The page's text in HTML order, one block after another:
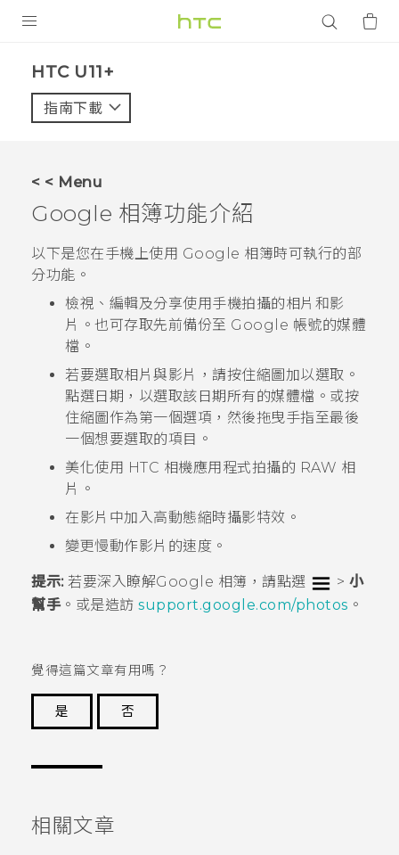
VIVE
應用程式
支援服務
HTC U11+‎
指南下載
< < Menu
Google 相簿功能介紹
以下是您在手機上使用 Google 相簿時可執行的部
分功能。
檢視、編輯及分享使用手機拍攝的相片和影
片。也可存取先前備份至 Google 帳號的媒體
檔。
若要選取相片與影片，請按住縮圖加以選取。
點選日期，以選取該日期所有的媒體檔。或按
住縮圖作為第一個選項，然後拖曳手指至最後
一個想要選取的項目。
美化使用 HTC 相機應用程式拍攝的 RAW 相
片。
在影片中加入高動態縮時攝影特效。
變更慢動作影片的速度。
提示:若要深入瞭解Google 相簿 ，請點選 > 小
幫手。或是造訪 support.google.com/photos 。
覺得這篇文章有用嗎？
是
否
相關文章